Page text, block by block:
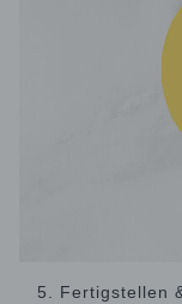
5. Fertigstellen